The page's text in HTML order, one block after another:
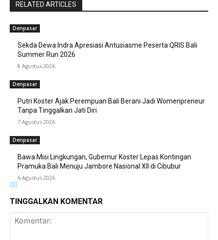
RELATED ARTICLES
Denpasar
Sekda Dewa Indra Apresiasi Antusiasme Peserta QRIS Bali
Summer Run 2026
8 Agustus 2026
Denpasar
Putri Koster Ajak Perempuan Bali Berani Jadi Womenpreneur
Tanpa Tinggalkan Jati Diri
7 Agustus 2026
Denpasar
Bawa Misi Lingkungan, Gubernur Koster Lepas Kontingan
Pramuka Bali Menuju Jambore Nasional XII di Cibubur
6 Agustus 2026
TINGGALKAN KOMENTAR